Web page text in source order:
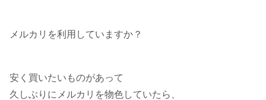
メルカリを利用していますか？
安く買いたいものがあって
久しぶりにメルカリを物色していたら、